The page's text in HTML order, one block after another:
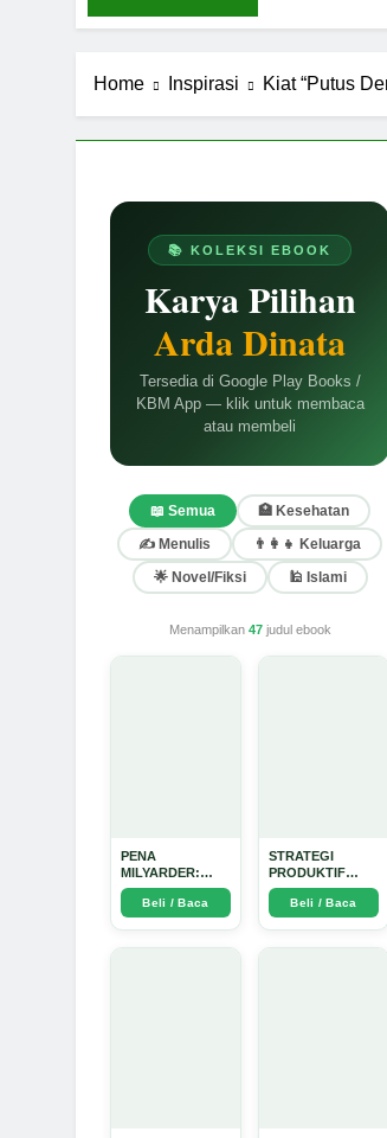
Home Inspirasi Kiat “Putus
📚 KOLEKSI EBOOK
Karya Pilihan
Arda Dinata
Tersedia di Google Play Books /
KBM App — klik untuk membaca
atau membeli
📖 Semua
🏥 Kesehatan
✍️ Menulis
👨‍👩‍👧 Keluarga
🌟 Novel/Fiksi
🕌 Islami
Menampilkan 47judul ebook
PENA
MILYARDER:
Kisah, Rahasia
Sukses, dan
Panduan Menjadi
Beli / Baca
STRATEGI
PRODUKTIF
MENULIS
UPDATE - Arda
Dinata
Beli / Baca